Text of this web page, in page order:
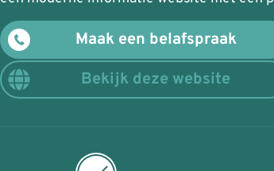
Maak een belafspraak
Bekijk deze website